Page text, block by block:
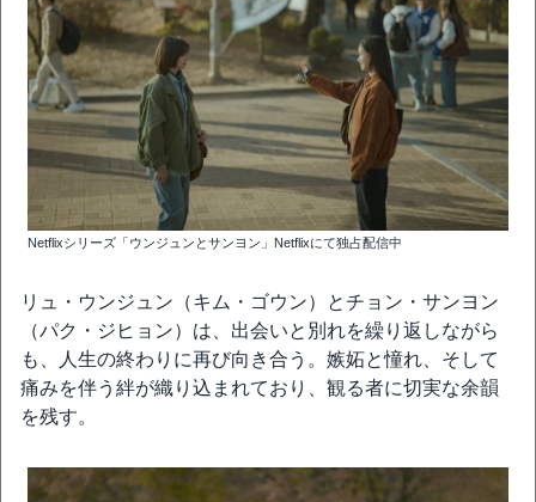
Netflixシリーズ「ウンジュンとサンヨン」Netflixにて独占配信中
リュ・ウンジュン（キム・ゴウン）とチョン・サンヨン
（パク・ジヒョン）は、出会いと別れを繰り返しながら
も、人生の終わりに再び向き合う。嫉妬と憧れ、そして
痛みを伴う絆が織り込まれており、観る者に切実な余韻
を残す。